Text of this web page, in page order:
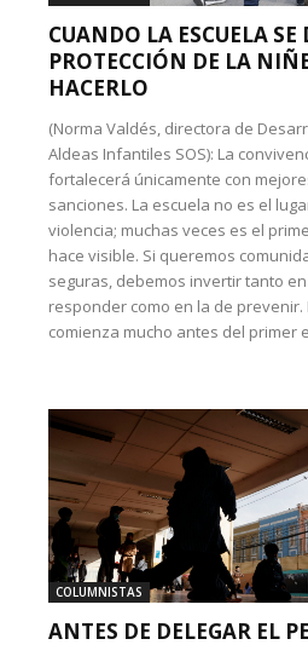
CUANDO LA ESCUELA
PROTECCIÓN DE LA
HACERLO
(Norma Valdés, directora de
Aldeas Infantiles SOS): La
fortalecerá únicamente con
sanciones. La escuela no es el
violencia; muchas veces es el
hace visible. Si queremos
seguras, debemos invertir tanto
responder como en la de
comienza mucho antes del primer
COLUMNISTAS
ANTES DE DELEGAR EL